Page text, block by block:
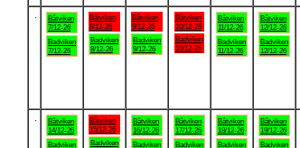
Båtviken
7/12-26
Badviken
7/12-26
Båtviken
8/12-26
Badviken
8/12-26
Båtviken
9/12-26
Badviken
9/12-26
Båtviken
10/12-26
Badviken
10/12-26
Båtviken
11/12-26
Badviken
11/12-26
Båtviken
12/12-26
Badviken
12/12-26
Båtviken
14/12-26
Badviken
Båtviken
15/12-26
Badviken
Båtviken
16/12-26
Badviken
Båtviken
17/12-26
Badviken
Båtviken
18/12-26
Badviken
Båtviken
19/12-26
Badviken